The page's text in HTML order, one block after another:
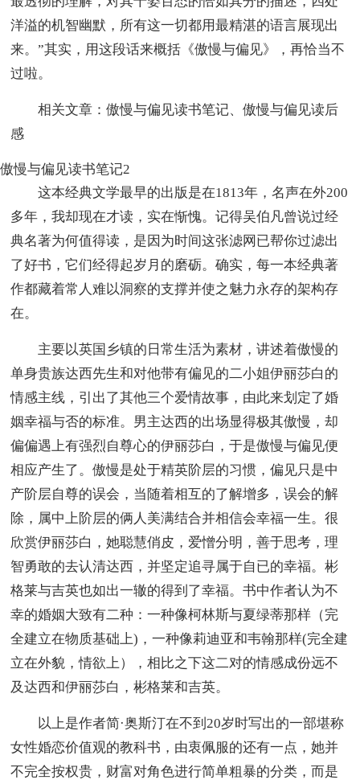
洋溢的机智幽默，所有这一切都用最精湛的语言展现出
来。”其实，用这段话来概括《傲慢与偏见》，再恰当不
过啦。
相关文章：傲慢与偏见读书笔记、傲慢与偏见读后
感
傲慢与偏见读书笔记2
这本经典文学最早的出版是在1813年，名声在外200
多年，我却现在才读，实在惭愧。记得吴伯凡曾说过经
典名著为何值得读，是因为时间这张滤网已帮你过滤出
了好书，它们经得起岁月的磨砺。确实，每一本经典著
作都藏着常人难以洞察的支撑并使之魅力永存的架构存
在。
主要以英国乡镇的日常生活为素材，讲述着傲慢的
单身贵族达西先生和对他带有偏见的二小姐伊丽莎白的
情感主线，引出了其他三个爱情故事，由此来划定了婚
姻幸福与否的标准。男主达西的出场显得极其傲慢，却
偏偏遇上有强烈自尊心的伊丽莎白，于是傲慢与偏见便
相应产生了。傲慢是处于精英阶层的习惯，偏见只是中
产阶层自尊的误会，当随着相互的了解增多，误会的解
除，属中上阶层的俩人美满结合并相信会幸福一生。很
欣赏伊丽莎白，她聪慧俏皮，爱憎分明，善于思考，理
智勇敢的去认清达西，并坚定追寻属于自已的幸福。彬
格莱与吉英也如出一辙的得到了幸福。书中作者认为不
幸的婚姻大致有二种：一种像柯林斯与夏绿蒂那样（完
全建立在物质基础上)，一种像莉迪亚和韦翰那样(完全建
立在外貌，情欲上），相比之下这二对的情感成份远不
及达西和伊丽莎白，彬格莱和吉英。
以上是作者简·奥斯汀在不到20岁时写出的一部堪称
女性婚恋价值观的教科书，由衷佩服的还有一点，她并
不完全按权贵，财富对角色进行简单粗暴的分类，而是